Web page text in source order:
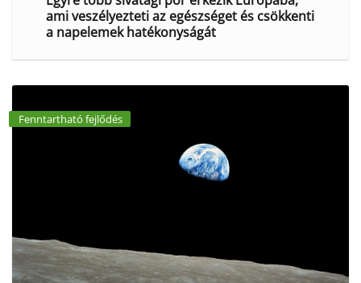
ami veszélyezteti az egészséget és csökkenti
a napelemek hatékonyságát
Fenntartható fejlődés